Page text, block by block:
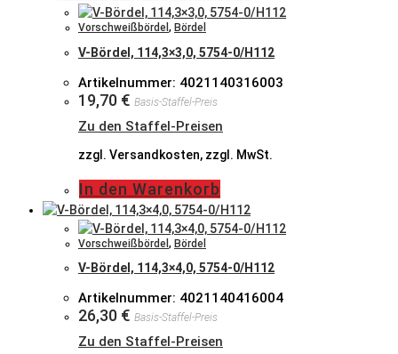
Vorschweißbördel , Bördel
V-Bördel, 114,3×3,0, 5754-0/H112
Artikelnummer: 4021140316003
19,70 € Basis-Staffel-Preis
Zu den Staffel-Preisen
zzgl. Versandkosten, zzgl. MwSt.
In den Warenkorb
Vorschweißbördel , Bördel
V-Bördel, 114,3×4,0, 5754-0/H112
Artikelnummer: 4021140416004
26,30 € Basis-Staffel-Preis
Zu den Staffel-Preisen